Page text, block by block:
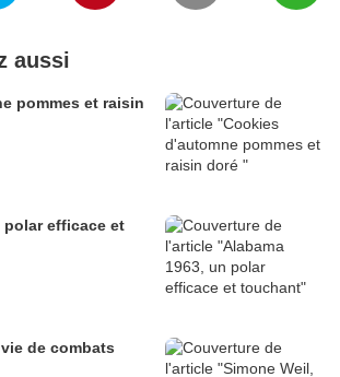
aussi
pommes et raisin
polar efficace et
de combats